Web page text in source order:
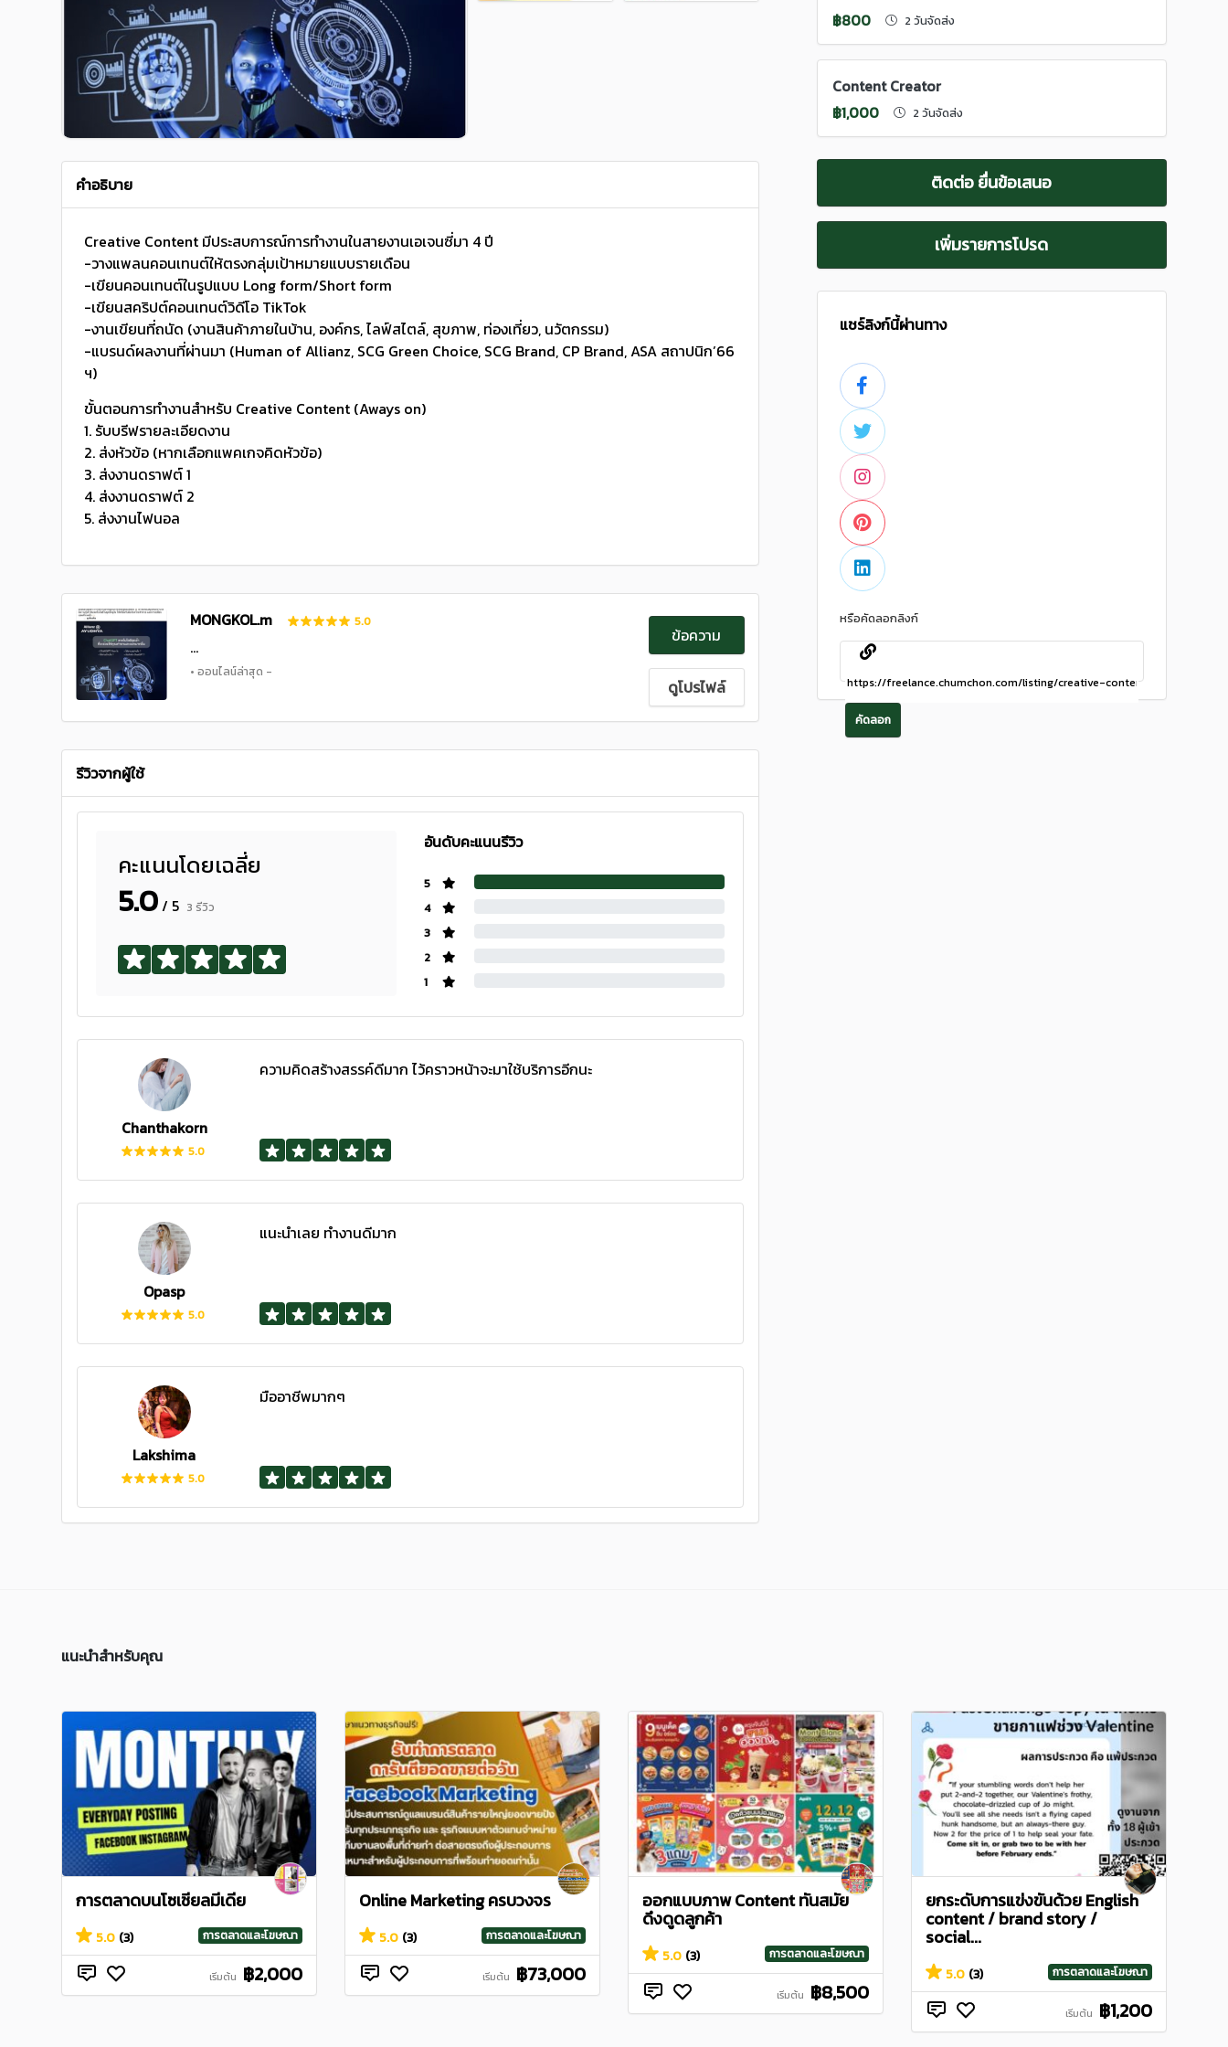
฿800
2 วันจัดส่ง
Content Creator
฿1,000
2 วันจัดส่ง
ติดต่อ ยื่นข้อเสนอ
เพิ่มรายการโปรด
แชร์ลิงก์นี้ผ่านทาง
หรือคัดลอกลิงก์
คัดลอก
คำอธิบาย
Creative Content มีประสบการณ์การทำงานในสายงานเอเจนซี่มา 4 ปี
-วางแพลนคอนเทนต์ให้ตรงกลุ่มเป้าหมายแบบรายเดือน
-เขียนคอนเทนต์ในรูปแบบ Long form/Short form
-เขียนสคริปต์คอนเทนต์วิดีโอ TikTok
-งานเขียนที่ถนัด (งานสินค้าภายในบ้าน, องค์กร, ไลฟ์สไตล์, สุขภาพ, ท่องเที่ยว, นวัตกรรม)
-แบรนด์ผลงานที่ผ่านมา (Human of Allianz, SCG Green Choice, SCG Brand, CP Brand, ASA สถาปนิก’66
ฯ)
ขั้นตอนการทำงานสำหรับ Creative Content (Aways on)
1. รับบรีฟรายละเอียดงาน
2. ส่งหัวข้อ (หากเลือกแพคเกจคิดหัวข้อ)
3. ส่งงานดราฟต์ 1
4. ส่งงานดราฟต์ 2
5. ส่งงานไฟนอล
MONGKOL.m 5.0
...
• ออนไลน์ล่าสุด -
ข้อความ
ดูโปรไฟล์
รีวิวจากผู้ใช้
คะแนนโดยเฉลี่ย
5.0/ 5 3 รีวิว
อันดับคะแนนรีวิว
5
4
3
2
1
Chanthakorn
5.0
ความคิดสร้างสรรค์ดีมาก ไว้คราวหน้าจะมาใช้บริการอีกนะ
Opasp
5.0
แนะนำเลย ทำงานดีมาก
Lakshima
5.0
มืออาชีพมากๆ
แนะนำสำหรับคุณ
การตลาดบนโซเชียลมีเดีย
5.0 (3) การตลาดและโฆษณา
เริ่มต้น ฿2,000
Online Marketing ครบวงจร
5.0 (3) การตลาดและโฆษณา
เริ่มต้น ฿73,000
ออกแบบภาพ Content ทันสมัย
ดึงดูดลูกค้า
5.0 (3) การตลาดและโฆษณา
เริ่มต้น ฿8,500
ยกระดับการแข่งขันด้วย English
content / brand story /
social...
5.0 (3) การตลาดและโฆษณา
เริ่มต้น ฿1,200